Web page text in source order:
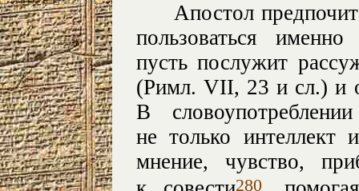
Апостол
пользоваться
пусть послужит
(Римл. VII, 23 и сл.) и
В
не только
мнение, чувство,
280